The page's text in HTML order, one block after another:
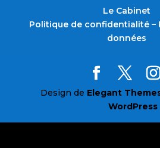
Le Cabinet
Politique de confidentialité –
données
Design de Elegant
WordPress